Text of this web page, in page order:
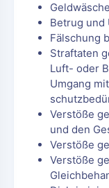
Geldwäsche
Betrug und
Fälschung
Straftaten
Luft- oder
Umgang
Verstöße
und den
Verstöße
Verstöße